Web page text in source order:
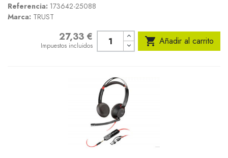
Referencia: 173642-25088
Marca: TRUST
Precio27,33 €
Impuestos incluidos  Añadir al carrito